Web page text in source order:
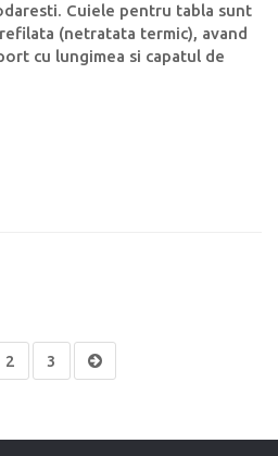
Cuiele pentru tabla sunt
(netratata termic), avand
cu lungimea si capatul de
2 3